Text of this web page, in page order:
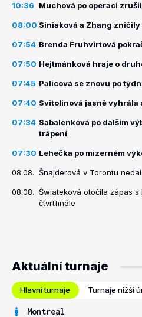
10:36 Muchová po operaci
08:00 Siniaková a Zhang
07:54 Brenda Fruhvirtová
07:50 Hejtmánková hraje o
07:45 Palicová se znovu po
07:40 Svitolinová jasně vyhrála
07:34 Sabalenková po dalším
trápení
07:30 Lehečka po mizerném
08.08. Šnajderová v Torontu
08.08. Šwiateková otočila zápas s
čtvrtfinále
Aktuální turnaje
Hlavní turnaje Turnaje nižší
Montreal